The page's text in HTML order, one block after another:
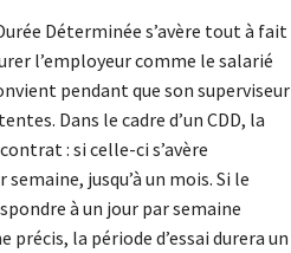
Déterminée s’avère tout à fait
l’employeur comme le salarié
pendant que son superviseur
Dans le cadre d’un CDD, la
: si celle-ci s’avère
jusqu’à un mois. Si le
à un jour par semaine
précis, la période d’essai durera un